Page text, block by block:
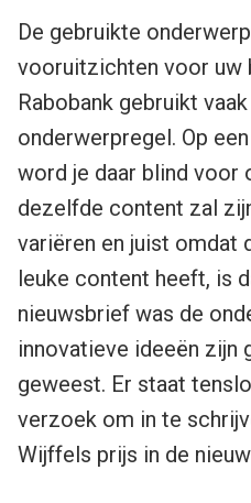
De gebruikte
vooruitzichten voor uw
Rabobank gebruikt
onderwerpregel. Op
word je daar blind voor
dezelfde content zal
variëren en juist omdat
leuke content heeft, is
nieuwsbrief was de
innovatieve ideeën zijn
geweest. Er staat
verzoek om in te
Wijffels prijs in de